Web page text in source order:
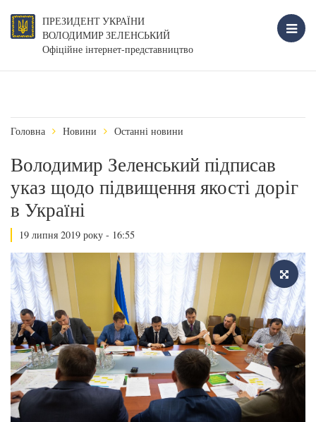
ПРЕЗИДЕНТ УКРАЇНИ
ВОЛОДИМИР ЗЕЛЕНСЬКИЙ
Офіційне інтернет-представництво
Головна Новини Останні новини
Володимир Зеленський підписав
указ щодо підвищення якості доріг
в Україні
19 липня 2019 року - 16:55